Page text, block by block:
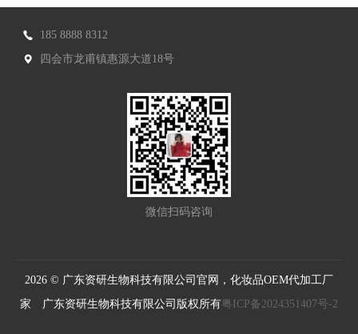
185 8888 8312
四会市龙甫镇惠源大道18号
微信扫码咨询
2026 © 广东资研生物科技有限公司官网，化妆品OEM代加工厂
家 广东资研生物科技有限公司版权所有粤ICP备2024351407号-2